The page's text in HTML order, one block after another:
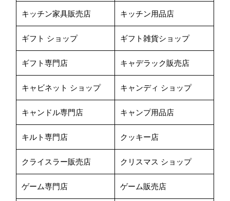
キッチン家具販売店 キッチン用品店
ギフト ショップ ギフト雑貨ショップ
ギフト専門店 キャデラック販売店
キャビネット ショップ キャンディ ショップ
キャンドル専門店 キャンプ用品店
キルト専門店 クッキー店
クライスラー販売店 クリスマス ショップ
ゲーム専門店 ゲーム販売店